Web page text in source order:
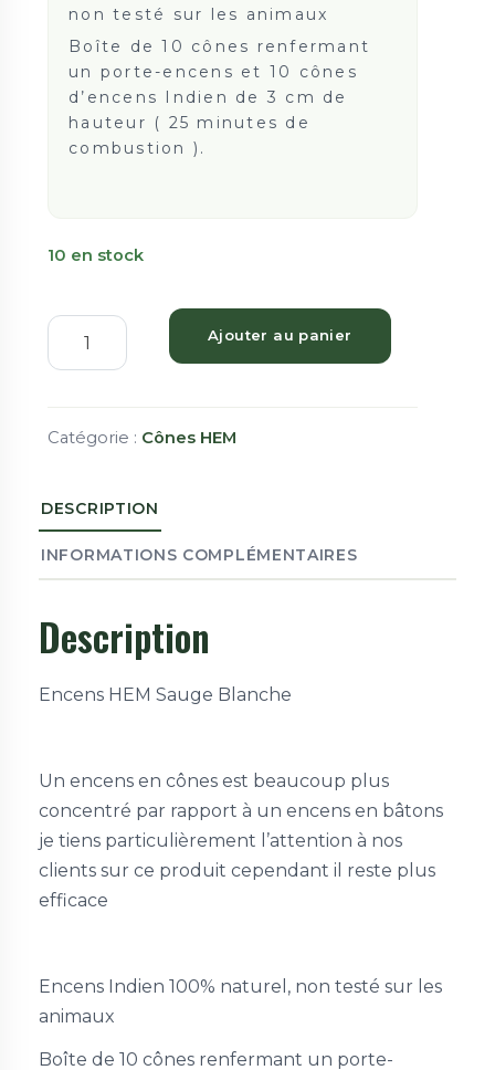
non testé sur les animaux
Boîte de 10 cônes renfermant
un porte-encens et 10 cônes
d’encens Indien de 3 cm de
hauteur ( 25 minutes de
combustion ).
10 en stock
Ajouter au panier
Catégorie : Cônes HEM
DESCRIPTION
INFORMATIONS COMPLÉMENTAIRES
Description
Encens HEM Sauge Blanche
Un encens en cônes est beaucoup plus
concentré par rapport à un encens en bâtons
je tiens particulièrement l’attention à nos
clients sur ce produit cependant il reste plus
efficace
Encens Indien 100% naturel, non testé sur les
animaux
Boîte de 10 cônes renfermant un porte-